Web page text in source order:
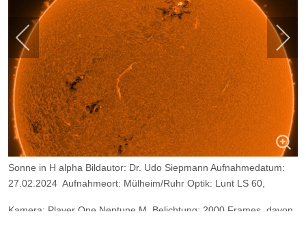
Sonne in H alpha Bildautor: Dr. Udo Siepmann Aufnahmedatum:
27.02.2024 Aufnahmeort: Mülheim/Ruhr Optik: Lunt LS 60,
Kamera: Player One Neptune M, Belichtung: 2000 Frames, davon